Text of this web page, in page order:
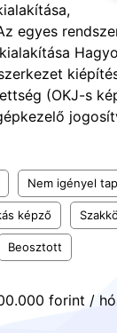
egyes
(OKJ-s
Nem igényel
képző
Beosztott
forint /